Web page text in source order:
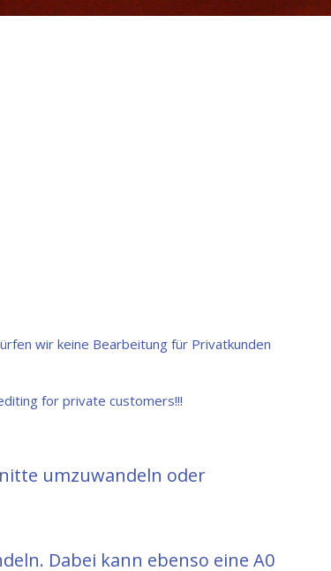
wir keine Bearbeitung für Privatkunden
for private customers!!!
umzuwandeln oder
Dabei kann ebenso eine A0